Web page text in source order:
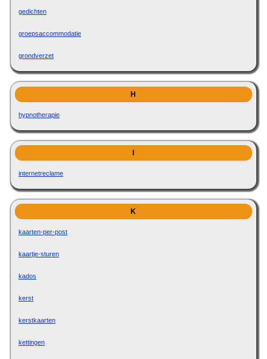
gedichten
groepsaccommodatie
grondverzet
H
hypnotherapie
I
internetreclame
K
kaarten-per-post
kaartje-sturen
kados
kerst
kerstkaarten
kettingen